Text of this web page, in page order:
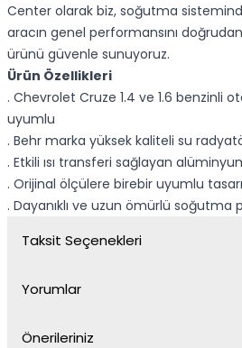
Center olarak biz, soğutma
aracın genel performansını
ürünü güvenle sunuyoruz.
Ürün Özellikleri
. Chevrolet Cruze 1.4 ve 1.6 benzinli
uyumlu
. Behr marka yüksek kaliteli su
. Etkili ısı transferi sağlayan
. Orijinal ölçülere birebir uyumlu
. Dayanıklı ve uzun ömürlü soğutma
Taksit Seçenekleri
Yorumlar
Önerileriniz